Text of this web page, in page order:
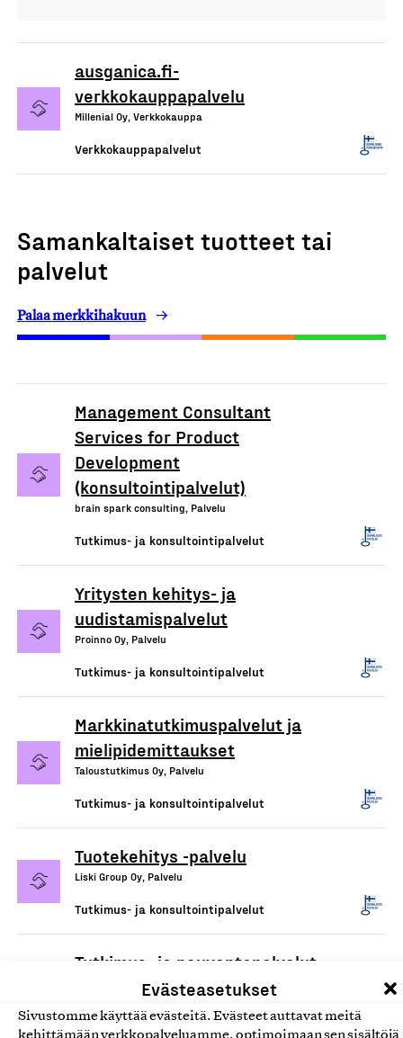
Evästeasetukset
Sivustomme käyttää evästeitä. Evästeet auttavat meitä
kehittämään verkkopalveluamme, optimoimaan sen sisältöjä
ausganica.fi-
verkkokauppapalvelu
Millenial Oy, Verkkokauppa
Verkkokauppapalvelut
Samankaltaiset tuotteet tai
palvelut
Palaa merkkihakuun
Management Consultant
Services for Product
Development
(konsultointipalvelut)
brain spark consulting, Palvelu
Tutkimus- ja konsultointipalvelut
Yritysten kehitys- ja
uudistamispalvelut
Proinno Oy, Palvelu
Tutkimus- ja konsultointipalvelut
Markkinatutkimuspalvelut ja
mielipidemittaukset
Taloustutkimus Oy, Palvelu
Tutkimus- ja konsultointipalvelut
Tuotekehitys -palvelu
Liski Group Oy, Palvelu
Tutkimus- ja konsultointipalvelut
Tutkimus- ja neuvontapalvelut
Kokemäenjoen vesistön vesiensuojeluyhdistys Ry,
Tutkimus- ja konsultointipalvelut